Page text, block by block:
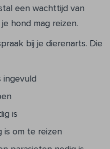
een wachttijd van
hond mag reizen.
bij je dierenarts. Die
ingevuld
is
is om te reizen